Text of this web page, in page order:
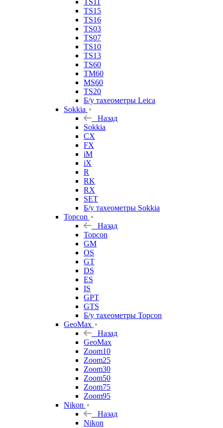
TS11
TS15
TS16
TS03
TS07
TS10
TS13
TS60
TM60
MS60
TS20
Б/у тахеометры Leica
Sokkia
Назад
Sokkia
CX
FX
iM
iX
R
RK
RX
SET
Б/у тахеометры Sokkia
Topcon
Назад
Topcon
GM
OS
GT
DS
ES
IS
GPT
GTS
Б/у тахеометры Topcon
GeoMax
Назад
GeoMax
Zoom10
Zoom25
Zoom30
Zoom50
Zoom75
Zoom95
Nikon
Назад
Nikon